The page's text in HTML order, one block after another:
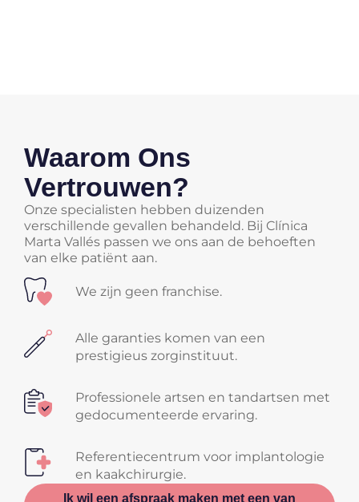
Waarom Ons
Vertrouwen?
Onze specialisten hebben duizenden
verschillende gevallen behandeld. Bij Clínica
Marta Vallés passen we ons aan de behoeften
van elke patiënt aan.
We zijn geen franchise.
Alle garanties komen van een
prestigieus zorginstituut.
Professionele artsen en tandartsen met
gedocumenteerde ervaring.
Referentiecentrum voor implantologie
en kaakchirurgie.
Ik wil een afspraak maken met een van